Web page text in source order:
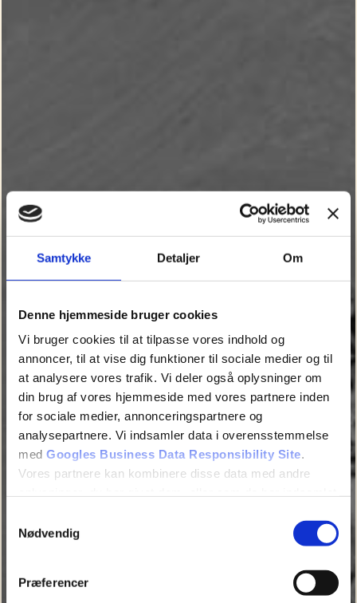
Samtykke Detaljer Om
Denne hjemmeside bruger cookies
Vi bruger cookies til at tilpasse vores indhold og
annoncer, til at vise dig funktioner til sociale medier og til
at analysere vores trafik. Vi deler også oplysninger om
din brug af vores hjemmeside med vores partnere inden
for sociale medier, annonceringspartnere og
analysepartnere. Vi indsamler data i overensstemmelse
med Googles Business Data Responsibility Site.
Vores partnere kan kombinere disse data med andre
Nødvendig
Præferencer
Tailor-made cycling events for
larger groups